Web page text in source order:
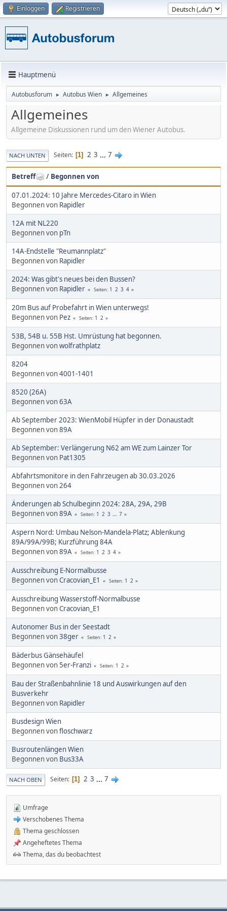
Einloggen Registrieren
Hauptmenü
Autobusforum ► Autobus Wien ► Allgemeines
Allgemeines
Allgemeine Diskussionen rund um den Wiener Autobus.
NACH UNTEN Seiten 1 2 3 ... 7
Betreff / Begonnen von
07.01.2024: 10 Jahre Mercedes-Citaro in Wien
Begonnen von Rapidler
12A mit NL220
Begonnen von pTn
14A-Endstelle "Reumannplatz"
Begonnen von Rapidler
2024: Was gibt's neues bei den Bussen?
Begonnen von Rapidler Seiten 1 2 3 4
20m Bus auf Probefahrt in Wien unterwegs!
Begonnen von Pez Seiten 1 2
53B, 54B u. 55B Hst. Umrüstung hat begonnen.
Begonnen vonwolfrathplatz
8204
Begonnen von4001-1401
8520 (26A)
Begonnen von63A
Ab September 2023: WienMobil Hüpfer in der Donaustadt
Begonnen von89A
Ab September: Verlängerung N62 am WE zum Lainzer Tor
Begonnen von Pat1305
Abfahrtsmonitore in den Fahrzeugen ab 30.03.2026
Begonnen von 264
Änderungen ab Schulbeginn 2024: 28A, 29A, 29B
Begonnen von89A Seiten 1 2 3 ... 7
Aspern Nord: Umbau Nelson-Mandela-Platz; Ablenkung
89A/99A/99B; Kurzführung 84A
Begonnen von89A Seiten 1 2 3 4
Ausschreibung E-Normalbusse
Begonnen vonCracovian_E1 Seiten 1 2
Ausschreibung Wasserstoff-Normalbusse
Begonnen vonCracovian_E1
Autonomer Bus in der Seestadt
Begonnen von38ger Seiten 1 2
Bäderbus Gänsehäufel
Begonnen von5er-Franzi Seiten 1 2
Bau der Straßenbahnlinie 18 und Auswirkungen auf den
Busverkehr
Begonnen von Rapidler
Busdesign Wien
Begonnen vonfloschwarz
Busroutenlängen Wien
Begonnen von Bus33A
NACH OBEN Seiten 1 2 3 ... 7
Umfrage
Verschobenes Thema
Thema geschlossen
Angeheftetes Thema
Thema, das du beobachtest